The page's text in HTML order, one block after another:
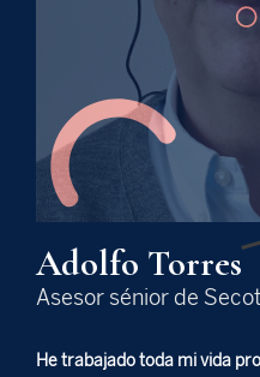
Adolfo Torres
Asesor sénior de
He trabajado toda mi vida